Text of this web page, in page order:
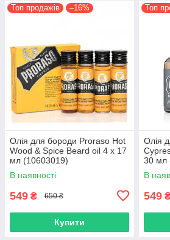
Топ продажів –16%
Олія для бороди Proraso Hot
Wood & Spice Beard oil 4 х 17
мл (10603019)
В наявності
549 ₴ 650 ₴
Купити
Топ
Олія
30 мл
В
549